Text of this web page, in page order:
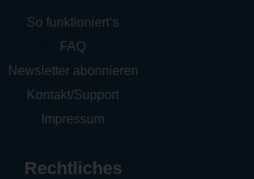
So funktioniert‘s
FAQ
Newsletter abonnieren
Kontakt/Support
Impressum
Rechtliches